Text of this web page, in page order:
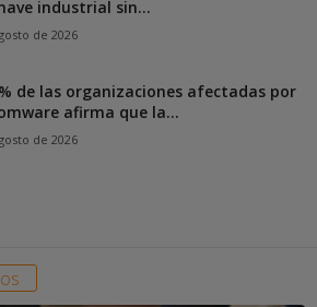
industrial sin...
de 2026
de las organizaciones afectadas por
afirma que la...
de 2026